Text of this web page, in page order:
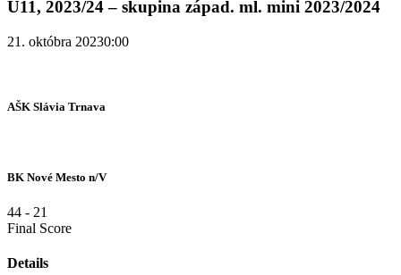
U11, 2023/24 – skupina západ. ml. mini 2023/2024
21. októbra 20230:00
AŠK Slávia Trnava
BK Nové Mesto n/V
44 - 21
Final Score
Details